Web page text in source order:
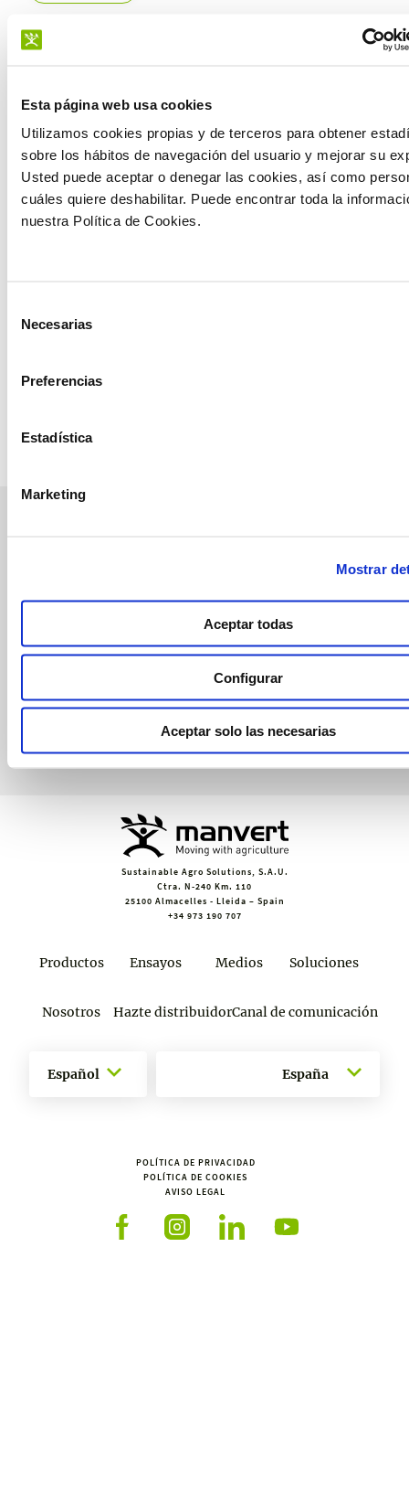
Esta página web usa cookies
Utilizamos cookies propias y de terceros para obtener
sobre los hábitos de navegación del usuario y mejorar su
Usted puede aceptar o denegar las cookies, así como
cuáles quiere deshabilitar. Puede encontrar toda la
nuestra Política de Cookies.
Necesarias
Preferencias
Estadística
Marketing
Mostrar
Aceptar todas
Configurar
Aceptar solo las necesarias
Ayudar a superar períodos de estrés
Aportar vigor a la plantaReducir el estrés abiótico
Mejorar la brotación
croptology
Recibe invitaciones exclusivas a jornadas de formación y
webinars, asesoramiento técnico y nuestra newsletter.
Únete a croptology
Sustainable Agro Solutions, S.A.U.
Ctra. N-240 Km. 110
25100 Almacelles - Lleida – Spain
+34 973 190 707
Productos Ensayos Medios Soluciones
Nosotros Hazte distribuidorCanal de comunicación
Español España
POLÍTICA DE PRIVACIDAD
POLÍTICA DE COOKIES
AVISO LEGAL